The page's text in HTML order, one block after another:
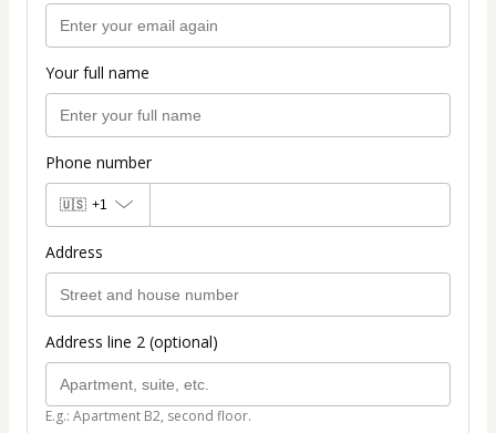
Your full name
Phone number
🇺🇸 +1
Address
Address line 2 (optional)
E.g.: Apartment B2, second floor.